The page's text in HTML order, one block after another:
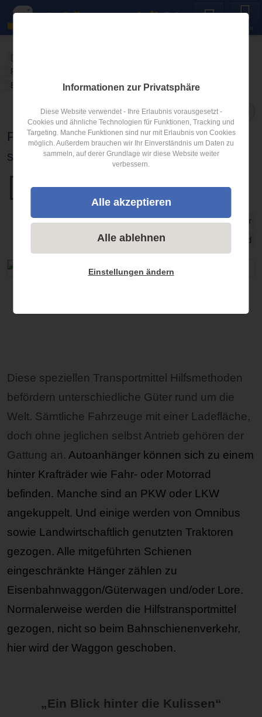
Menu
PKW Anhänger mieten welche Zugkraft steckt dahinter
Blogartikel
PKW Anhänger mieten – wie viel Zugkraft
steckt dahinter
PKW Anhänger mieten welche Zugkraft steckt dahinter
Deutschland
Diese speziellen Transportmittel Hilfsmethoden
befördern unterschiedliche Güter rund um die
Welt. Sämtliche Fahrzeuge mit einer Ladefläche,
doch ohne jeglichen selbst Antrieb gehören der
Gattung an. Autoanhänger können sich zu einem
hinter Krafträder wie Fahr- oder Motorrad
befinden. Manche sind an PKW oder LKW
angekuppelt. Und einige werden von Omnibus
sowie Landwirtschaftlich genutzten Traktoren
gezogen. Alle mitgeführten Schienen
eingeschränkte Hänger zählen zu
Eisenbahnwaggon/Güterwagen und/oder Lore.
Normalerweise werden die Hilfstransportmittel
gezogen, nicht so beim Bahnschienenverkehr,
hier wird der Waggon geschoben.
„Ein Blick hinter die Kulissen“
Informationen zur Privatsphäre
Diese Website verwendet - Ihre Erlaubnis vorausgesetzt -
Cookies und ähnliche Technologien für Funktionen, Tracking und
Targeting. Manche Funktionen sind nur mit Erlaubnis von Cookies
möglich. Außerdem brauchen wir Ihr Einverständnis um Daten zu
sammeln, auf derer Grundlage wir diese Website weiter
verbessern.
Alle akzeptieren
Alle ablehnen
Einstellungen ändern